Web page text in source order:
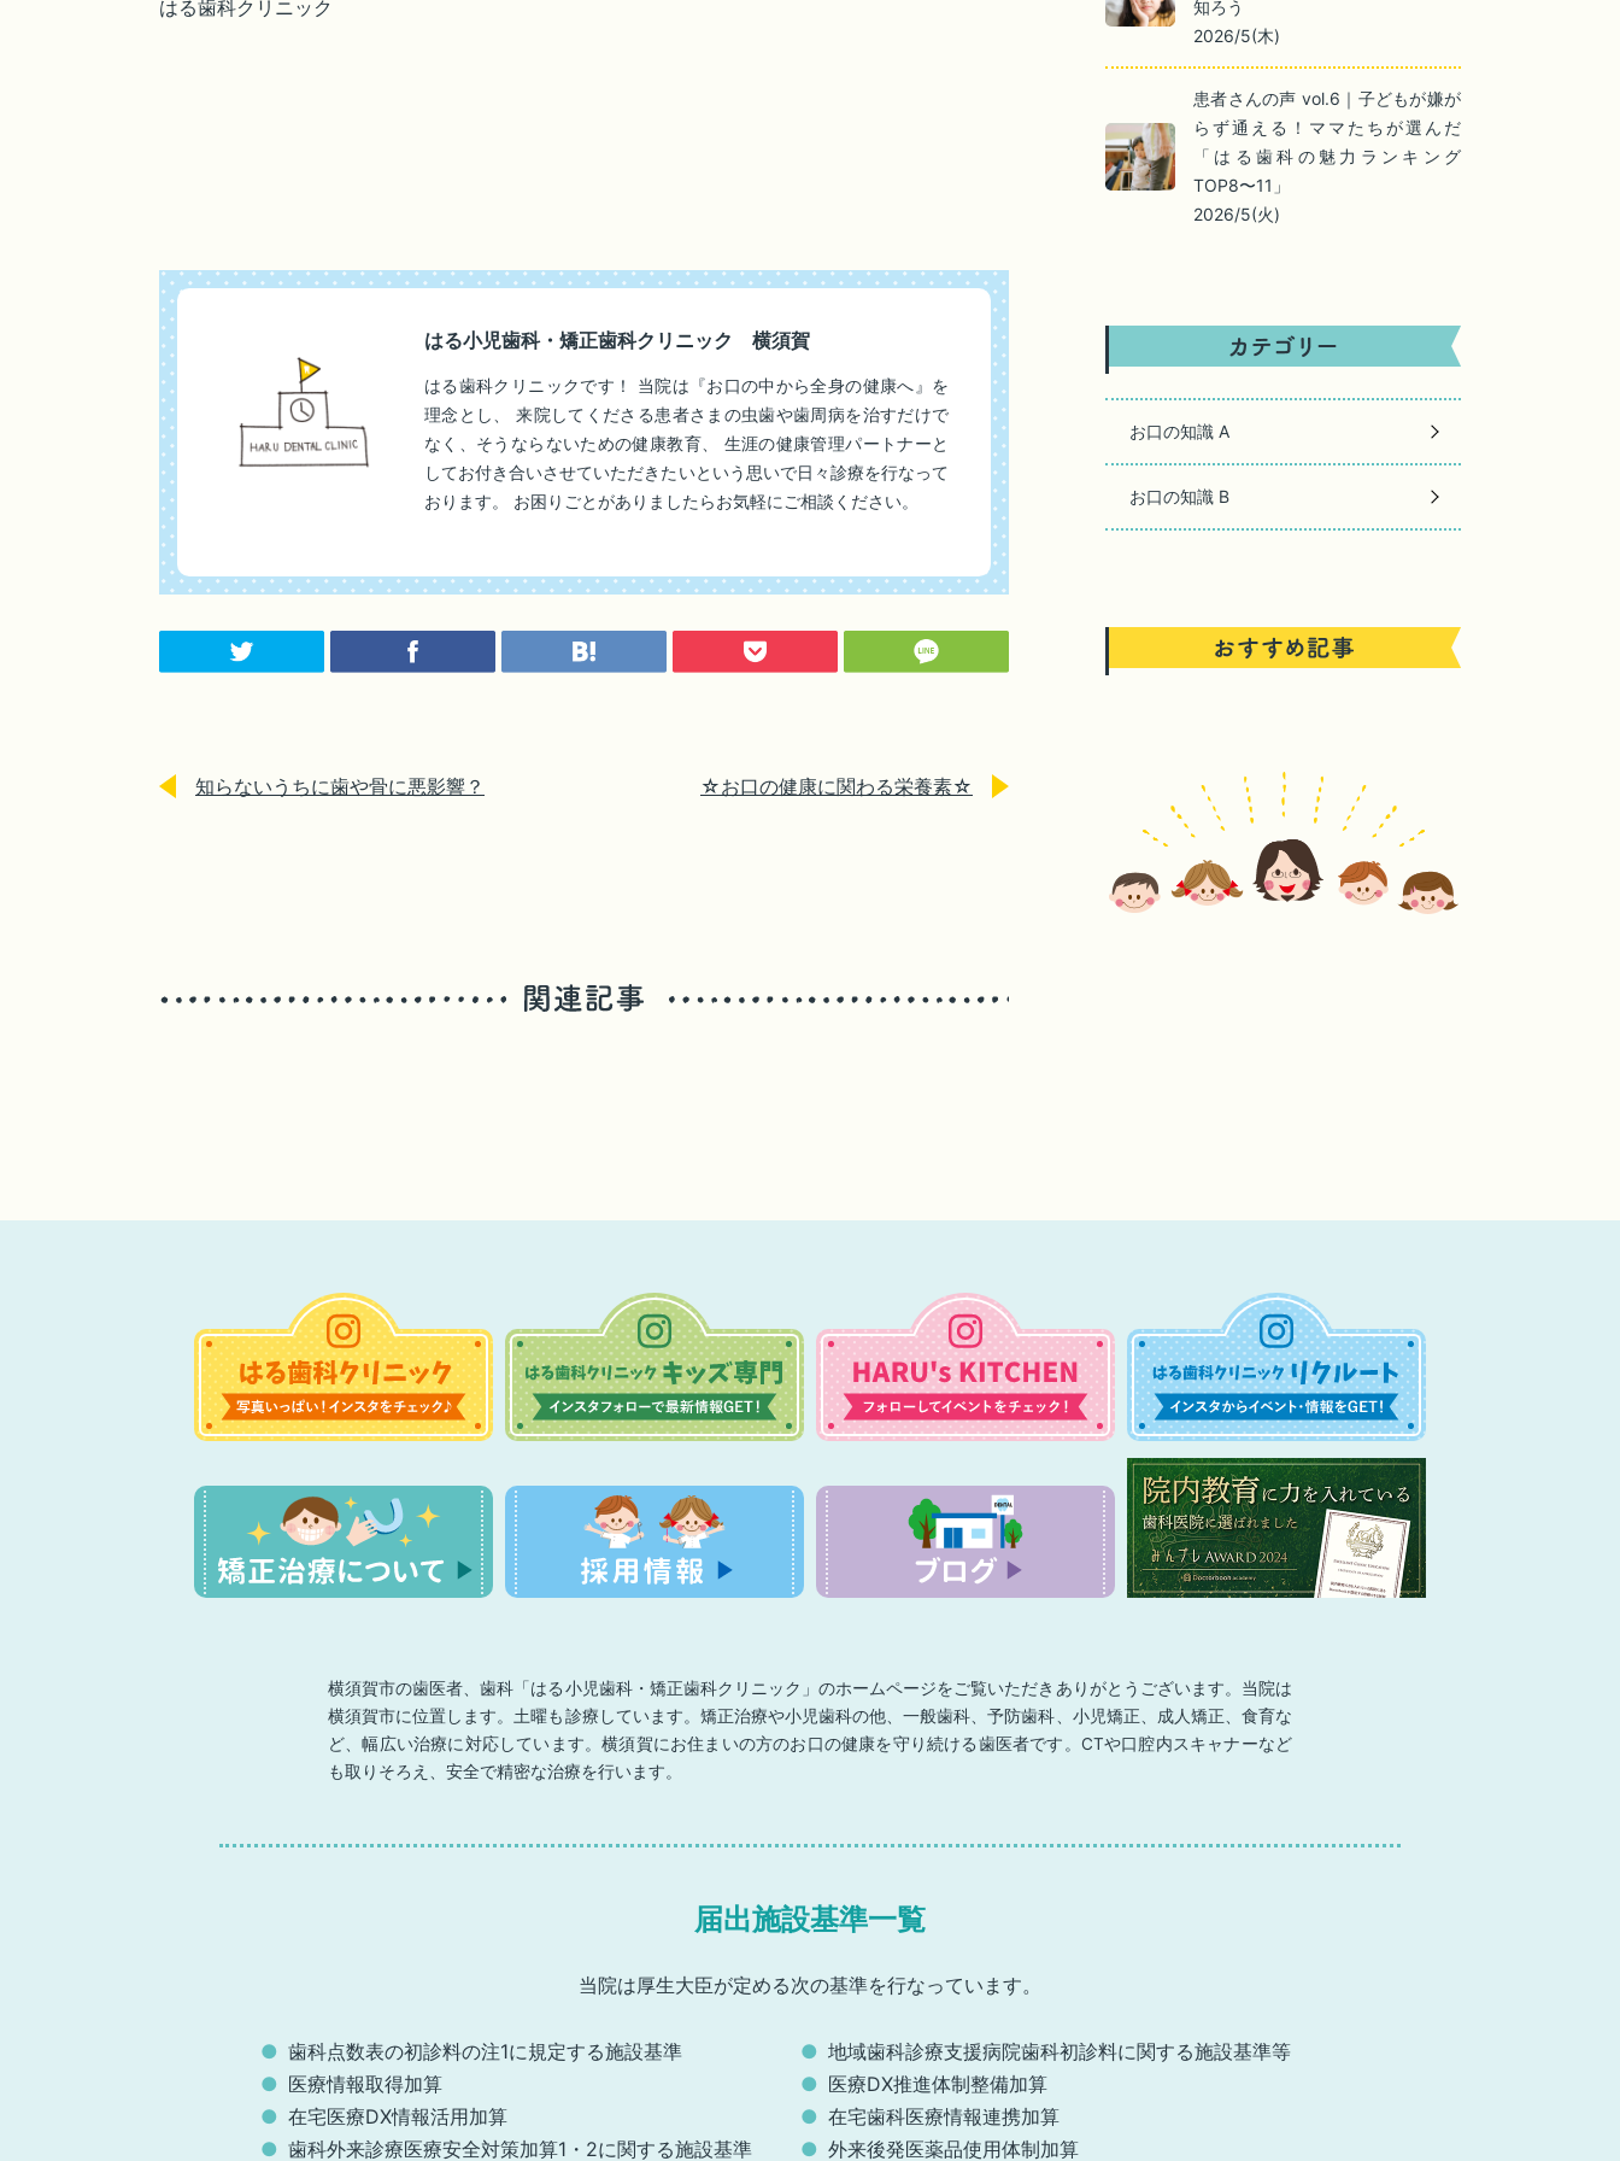
はる歯科クリニック
はる小児歯科・矯正歯科クリニック 横須賀
はる歯科クリニックです！ 当院は『お口の中から全身の健康へ』を
理念とし、 来院してくださる患者さまの虫歯や歯周病を治すだけで
なく、そうならないための健康教育、 生涯の健康管理パートナーと
してお付き合いさせていただきたいという思いで日々診療を行なって
おります。 お困りごとがありましたらお気軽にご相談ください。
知らないうちに歯や骨に悪影響？ ☆お口の健康に関わる栄養素☆
知ろう
2026/5(木)
患者さんの声 vol.6｜子どもが嫌が
らず通える！ママたちが選んだ
「はる歯科の魅力ランキング
TOP8〜11」
2026/5(火)
お口の知識 A
お口の知識 B
横須賀市の歯医者、歯科「はる小児歯科・矯正歯科クリニック」のホームページをご覧いただきありがとうございます。当院は
横須賀市に位置します。土曜も診療しています。矯正治療や小児歯科の他、一般歯科、予防歯科、小児矯正、成人矯正、食育な
ど、幅広い治療に対応しています。横須賀にお住まいの方のお口の健康を守り続ける歯医者です。CTや口腔内スキャナーなど
も取りそろえ、安全で精密な治療を行います。
届出施設基準一覧
当院は厚生大臣が定める次の基準を行なっています。
歯科点数表の初診料の注1に規定する施設基準 地域歯科診療支援病院歯科初診料に関する施設基準等
医療情報取得加算
医療DX推進体制整備加算
在宅医療DX情報活用加算
在宅歯科医療情報連携加算
歯科外来診療医療安全対策加算1・2に関する施設基準 外来後発医薬品使用体制加算